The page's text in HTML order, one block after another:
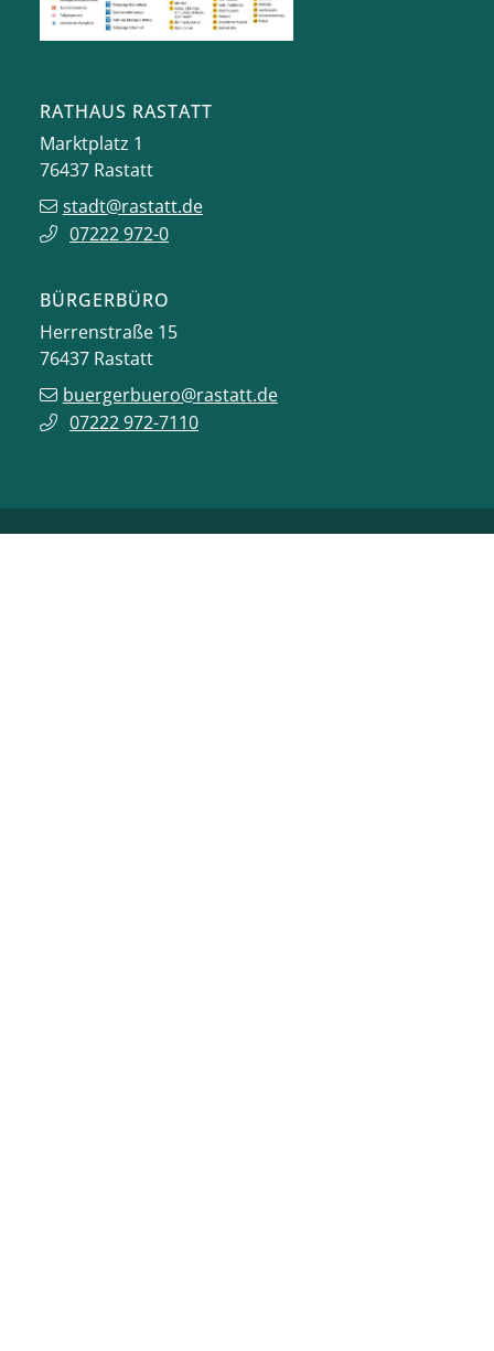
RATHAUS RASTATT
Marktplatz 1
76437 Rastatt
stadt@rastatt.de
07222 972-0
BÜRGERBÜRO
Herrenstraße 15
76437 Rastatt
buergerbuero@rastatt.de
07222 972-7110